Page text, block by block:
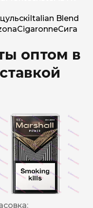
Italian Blend
CigaronneСига
оптом в